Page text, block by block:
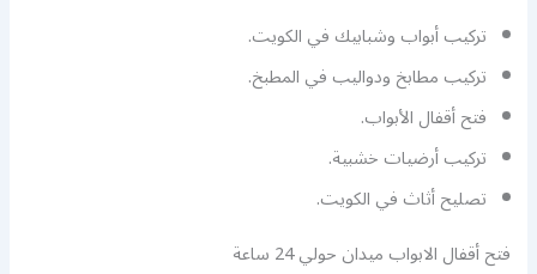
تركيب أبواب وشبابيك في الكويت.
تركيب مطابخ ودواليب في المطبخ.
فتح أقفال الأبواب.
تركيب أرضيات خشبية.
تصليح أثاث في الكويت.
فتح أقفال الابواب ميدان حولي 24 ساعة